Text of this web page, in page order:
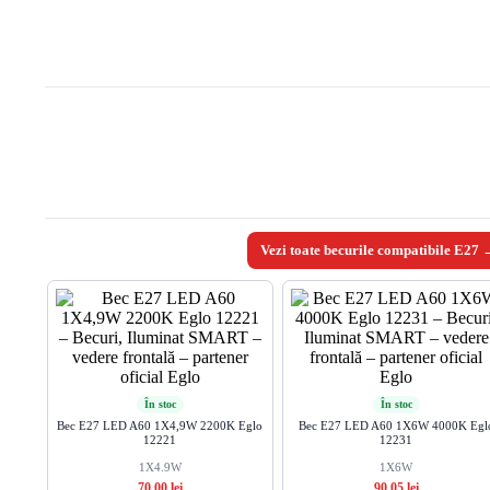
Vezi toate becurile compatibile E27
În stoc
Bec E27 LED A60 1X4,9W 2200K Eglo
12221
1X4.9W
În stoc
Bec E27 LED A60 1X6W 4000K
12231
1X6W